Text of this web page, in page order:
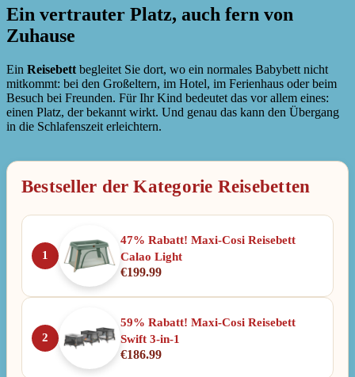
Ein vertrauter Platz, auch fern von
Zuhause
Ein Reisebett begleitet Sie dort, wo ein normales Babybett nicht
mitkommt: bei den Großeltern, im Hotel, im Ferienhaus oder beim
Besuch bei Freunden. Für Ihr Kind bedeutet das vor allem eines:
einen Platz, der bekannt wirkt. Und genau das kann den Übergang
in die Schlafenszeit erleichtern.
Bestseller der Kategorie Reisebetten
1
47% Rabatt! Maxi-Cosi Reisebett
Calao Light
€199.99
2
59% Rabatt! Maxi-Cosi Reisebett
Swift 3-in-1
€186.99